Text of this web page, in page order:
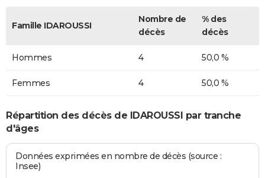
Famille IDAROUSSI
Nombre de
décès
% des
décès
Hommes 4 50,0 %
Femmes 4 50,0 %
Répartition des décès de IDAROUSSI par tranche
d'âges
Données exprimées en nombre de décès (source :
Insee)